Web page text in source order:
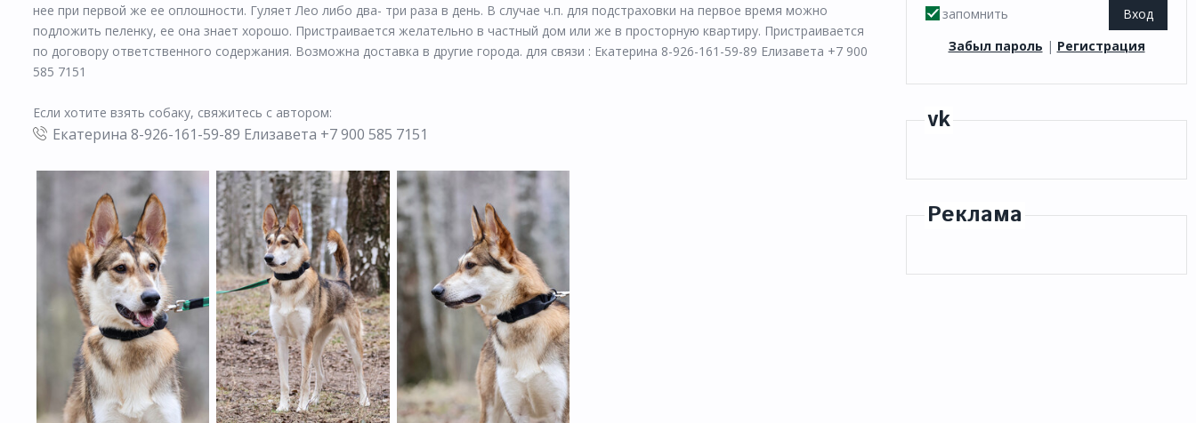
нее при первой же ее оплошности. Гуляет Лео либо два- три раза в день. В случае ч.п. для подстраховки на первое время можно
подложить пеленку, ее она знает хорошо. Пристраивается желательно в частный дом или же в просторную квартиру. Пристраивается
по договору ответственного содержания. Возможна доставка в другие города. для связи : Екатерина 8-926-161-59-89 Елизавета +7 900
585 7151
Если хотите взять собаку, свяжитесь с автором:
Екатерина 8-926-161-59-89 Елизавета +7 900 585 7151
запомнить
Забыл пароль | Регистрация
vk
Реклама